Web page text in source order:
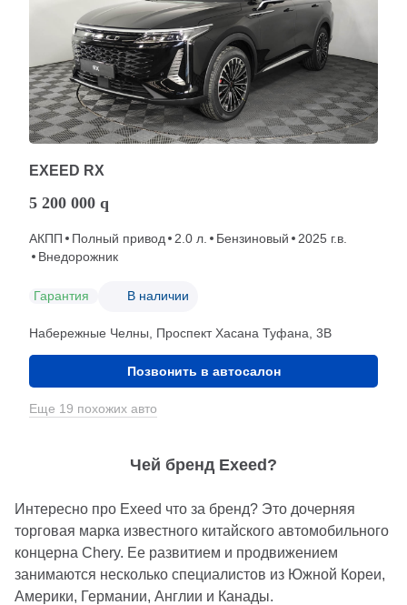
EXEED RX
5 200 000 q
АКПП Полный привод 2.0 л. Бензиновый
2025 г.в.
Внедорожник
Гарантия В наличии
Набережные Челны, Проспект Хасана Туфана, 3В
Позвонить в автосалон
Еще 19 похожих авто
Чей бренд Exeed?
Интересно про Exeed что за бренд? Это дочерняя
торговая марка известного китайского автомобильного
концерна Chery. Ее развитием и продвижением
занимаются несколько специалистов из Южной Кореи,
Америки, Германии, Англии и Канады.